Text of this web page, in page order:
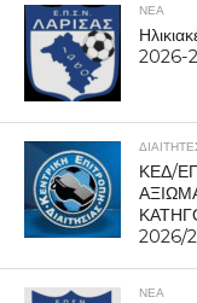
ΝΕΑ
2026-
ΚΕΔ/
2026/
ΝΕΑ